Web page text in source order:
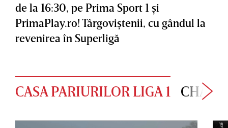
de la 16:30, pe Prima Sport 1 şi
PrimaPlay.ro! Târgoviştenii, cu gândul la
revenirea în Superligă
CASA PARIURILOR LIGA 1